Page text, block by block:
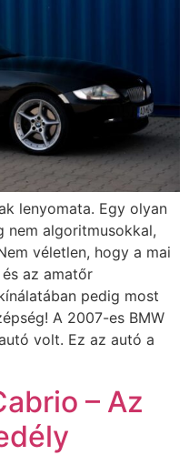
lenyomata. Egy olyan
nem algoritmusokkal,
véletlen, hogy a mai
az amatőr
pedig most
A 2007-es BMW
volt. Ez az autó a
– Az